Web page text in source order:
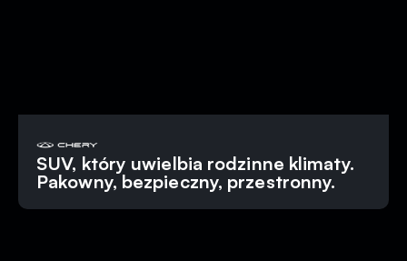
SUV, który uwielbia rodzinne klimaty.
Pakowny, bezpieczny, przestronny.